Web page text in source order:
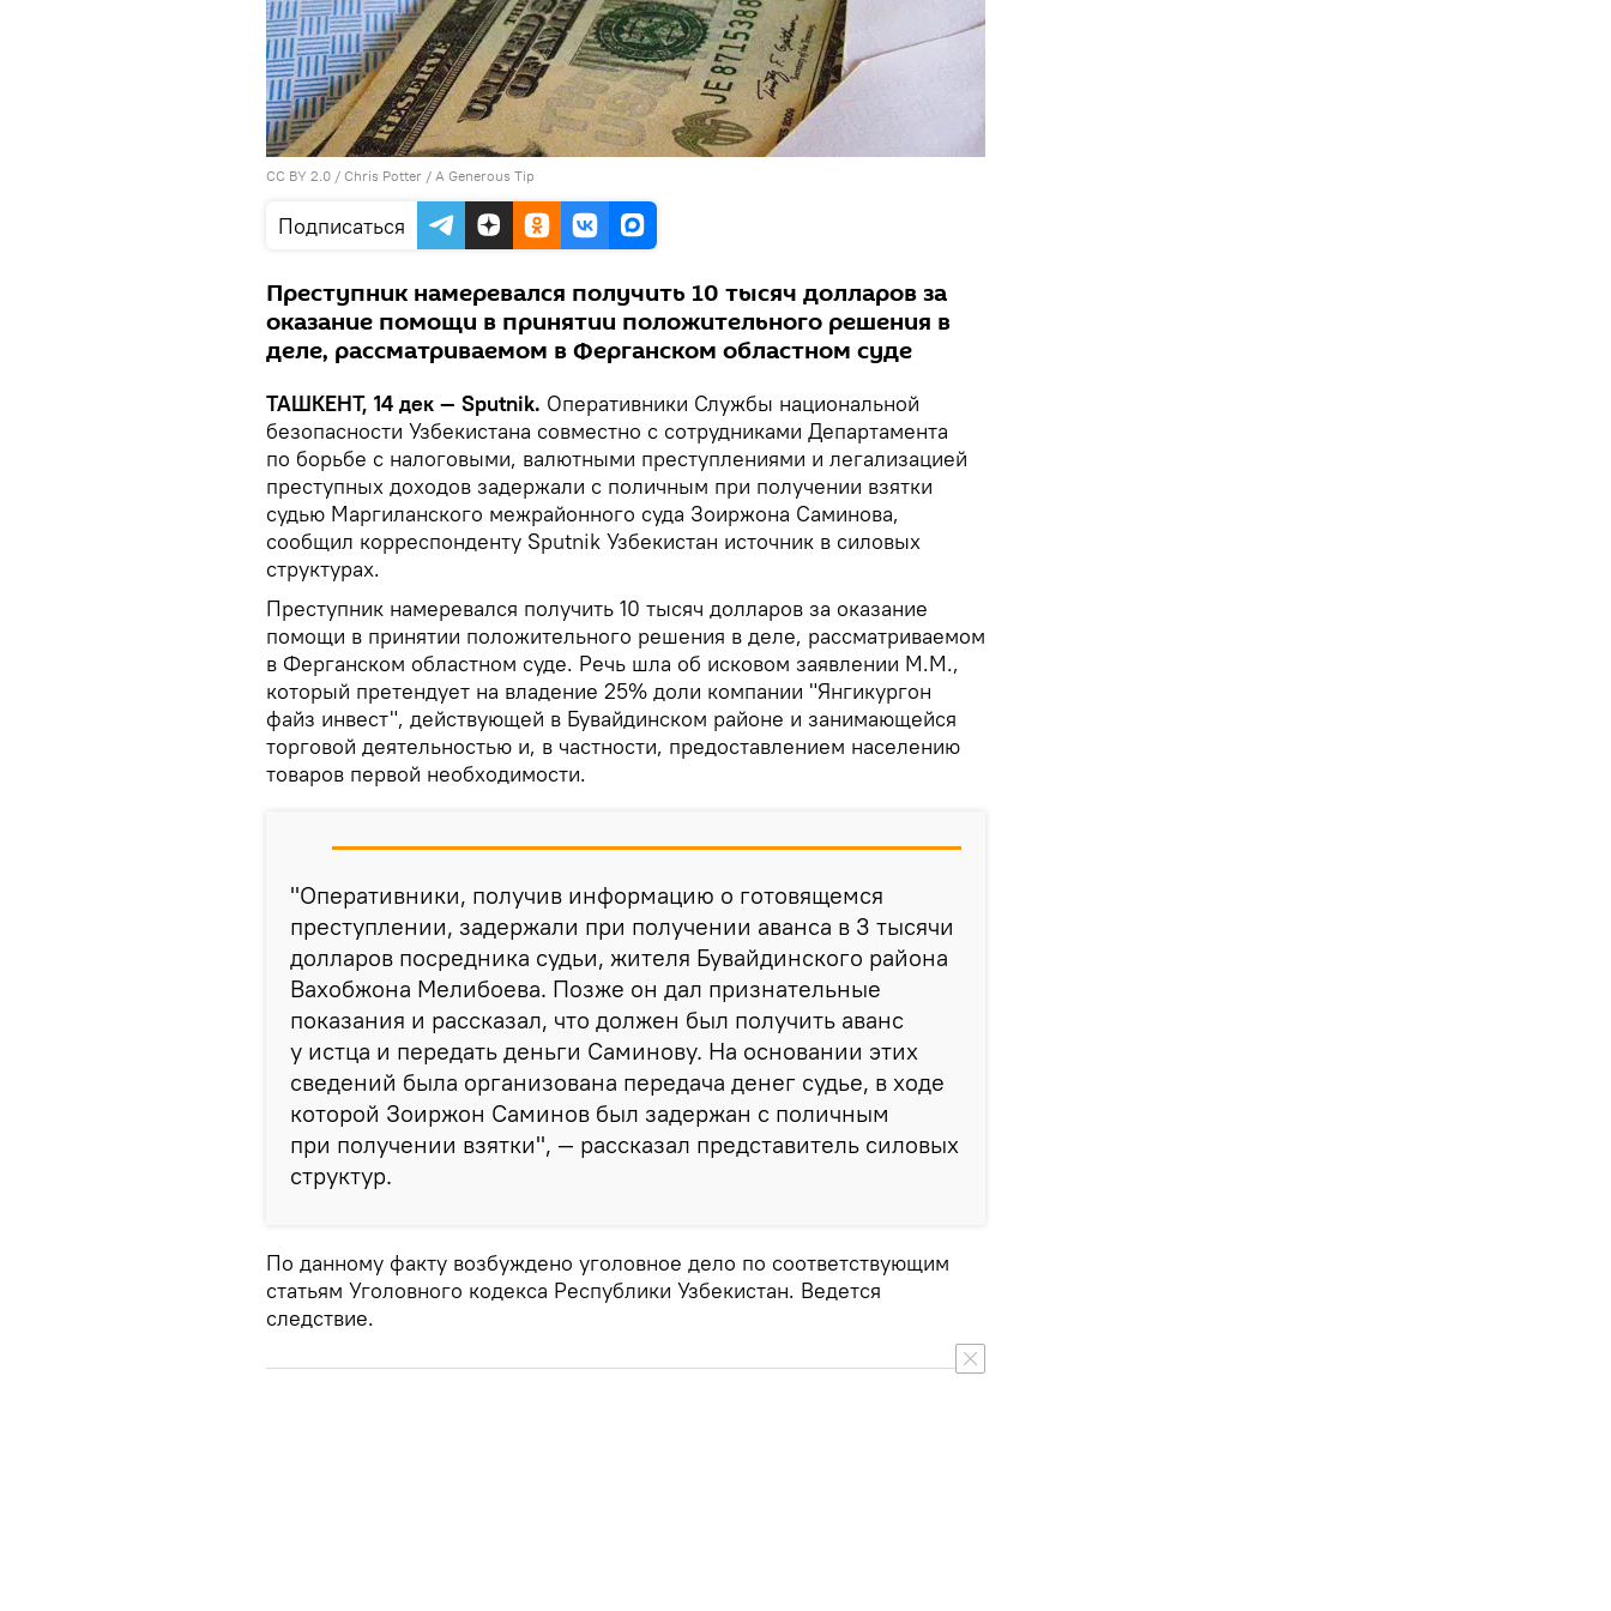
CC BY 2.0 / Chris Potter / A Generous Tip
Подписаться
Преступник намеревался получить 10 тысяч долларов за
оказание помощи в принятии положительного решения в
деле, рассматриваемом в Ферганском областном суде
ТАШКЕНТ, 14 дек — Sputnik. Оперативники Службы национальной
безопасности Узбекистана совместно с сотрудниками Департамента
по борьбе с налоговыми, валютными преступлениями и легализацией
преступных доходов задержали с поличным при получении взятки
судью Маргиланского межрайонного суда Зоиржона Саминова,
сообщил корреспонденту Sputnik Узбекистан источник в силовых
структурах.
Преступник намеревался получить 10 тысяч долларов за оказание
помощи в принятии положительного решения в деле, рассматриваемом
в Ферганском областном суде. Речь шла об исковом заявлении М.М.,
который претендует на владение 25% доли компании "Янгикургон
файз инвест", действующей в Бувайдинском районе и занимающейся
торговой деятельностью и, в частности, предоставлением населению
товаров первой необходимости.
"Оперативники, получив информацию о готовящемся
преступлении, задержали при получении аванса в 3 тысячи
долларов посредника судьи, жителя Бувайдинского района
Вахобжона Мелибоева. Позже он дал признательные
показания и рассказал, что должен был получить аванс
у истца и передать деньги Саминову. На основании этих
сведений была организована передача денег судье, в ходе
которой Зоиржон Саминов был задержан с поличным
при получении взятки", — рассказал представитель силовых
структур.
По данному факту возбуждено уголовное дело по соответствующим
статьям Уголовного кодекса Республики Узбекистан. Ведется
следствие.